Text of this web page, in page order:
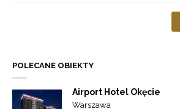
POLECANE OBIEKTY
Airport Hotel Okęcie
Warszawa